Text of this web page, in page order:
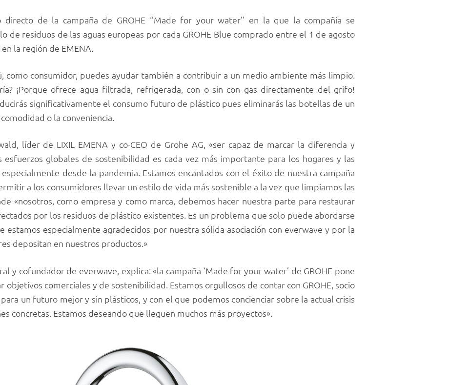
de la campaña de GROHE ‘’Made for your water’’ en la que la compañía se
de residuos de las aguas europeas por cada GROHE Blue comprado entre el 1 de agosto
la región de EMENA.
como consumidor, puedes ayudar también a contribuir a un medio ambiente más limpio.
¡Porque ofrece agua filtrada, refrigerada, con o sin con gas directamente del grifo!
significativamente el consumo futuro de plástico pues eliminarás las botellas de un
o la conveniencia.
líder de LIXIL EMENA y co-CEO de Grohe AG, «ser capaz de marcar la diferencia y
globales de sostenibilidad es cada vez más importante para los hogares y las
desde la pandemia. Estamos encantados con el éxito de nuestra campaña
a los consumidores llevar un estilo de vida más sostenible a la vez que limpiamos las
«nosotros, como empresa y como marca, debemos hacer nuestra parte para restaurar
por los residuos de plástico existentes. Es un problema que solo puede abordarse
estamos especialmente agradecidos por nuestra sólida asociación con everwave y por la
depositan en nuestros productos.»
y cofundador de everwave, explica: «la campaña ‘Made for your water’ de GROHE pone
comerciales y de sostenibilidad. Estamos orgullosos de contar con GROHE, socio
un futuro mejor y sin plásticos, y con el que podemos concienciar sobre la actual crisis
concretas. Estamos deseando que lleguen muchos más proyectos».